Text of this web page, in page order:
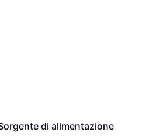
di alimentazione